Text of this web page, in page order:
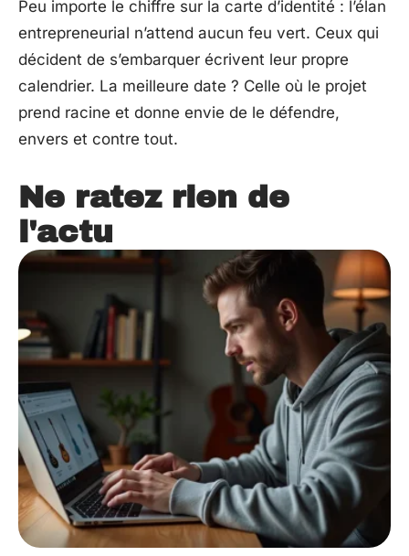
Peu importe le chiffre sur la carte d’identité : l’élan
entrepreneurial n’attend aucun feu vert. Ceux qui
décident de s’embarquer écrivent leur propre
calendrier. La meilleure date ? Celle où le projet
prend racine et donne envie de le défendre,
envers et contre tout.
Ne ratez rien de
l'actu